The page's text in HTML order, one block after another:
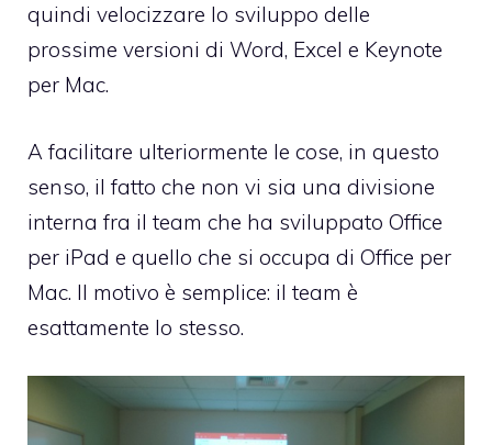
quindi velocizzare lo sviluppo delle
prossime versioni di Word, Excel e Keynote
per Mac.
A facilitare ulteriormente le cose, in questo
senso, il fatto che non vi sia una divisione
interna fra il team che ha sviluppato Office
per iPad e quello che si occupa di Office per
Mac. Il motivo è semplice: il team è
esattamente lo stesso.